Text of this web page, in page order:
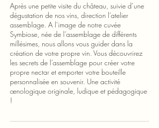
Après une petite visite du château, suivie d’une
dégustation de nos vins, direction l’atelier
assemblage. A l’image de notre cuvée
Symbiose, née de l’assemblage de différents
millésimes, nous allons vous guider dans la
création de votre propre vin. Vous découvrirez
les secrets de l’assemblage pour créer votre
propre nectar et emporter votre bouteille
personnalisée en souvenir. Une activité
œnologique originale, ludique et pédagogique
!